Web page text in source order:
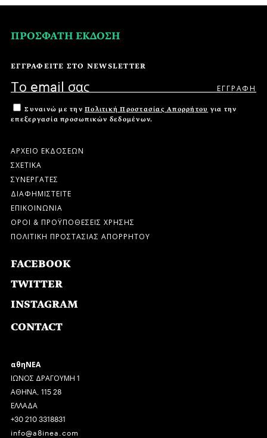
ΠΡΟΣΦΑΤΗ ΕΚΔΟΣΗ
ΕΓΓΡΑΦΕΙΤΕ ΣΤΟ NEWSLETTER
Συναινώ με την Πολιτική Προστασίας Απορρήτου για την
επεξεργασία προσωπικών δεδομένων.
ΑΡΧΕΙΟ ΕΚΔΟΣΕΩΝ
ΣΧΕΤΙΚΑ
ΣΥΝΕΡΓΑΤΕΣ
ΔΙΑΦΗΜΙΣΤΕΙΤΕ
ΕΠΙΚΟΙΝΩΝΙΑ
ΟΡΟΙ & ΠΡΟΫΠΟΘΕΣΕΙΣ ΧΡΗΣΗΣ
ΠΟΛΙΤΙΚΗ ΠΡΟΣΤΑΣΙΑΣ ΑΠΟΡΡΗΤΟΥ
FACEBOOK
TWITTER
INSTAGRAM
CONTACT
αθηΝΕΑ
ΙΩΝΟΣ ΔΡΑΓΟΥΜΗ 1
ΑΘΗΝΑ, 115 28
ΕΛΛΑΔΑ
+30 210 3318831
info@a8inea.com